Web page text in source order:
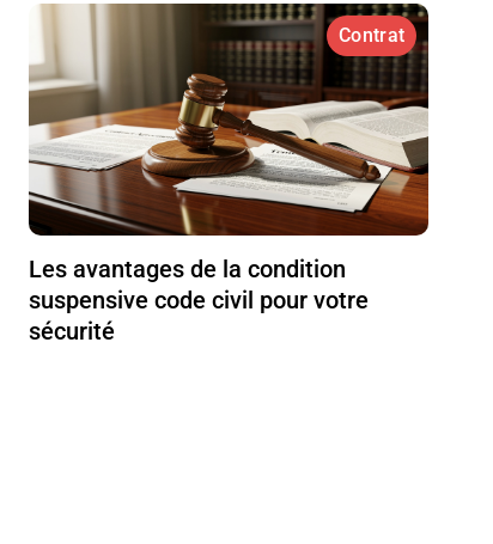
Contrat
Les avantages de la condition
suspensive code civil pour votre
sécurité